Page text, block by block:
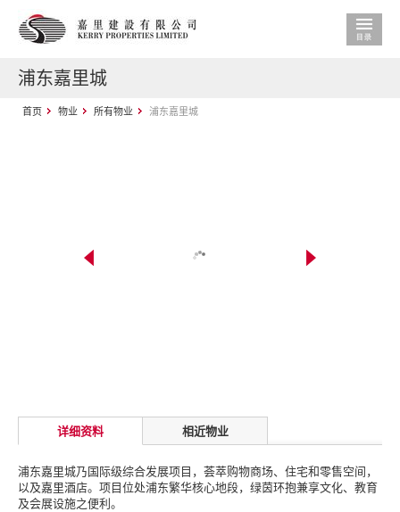
浦东嘉里城
首页 物业 所有物业 浦东嘉里城
详细资料 相近物业
浦东嘉里城乃国际级综合发展项目，荟萃购物商场、住宅和零售空间，
以及嘉里酒店。 项目位处浦东繁华核心地段，绿茵环抱兼享文化、教育
及会展设施之便利。